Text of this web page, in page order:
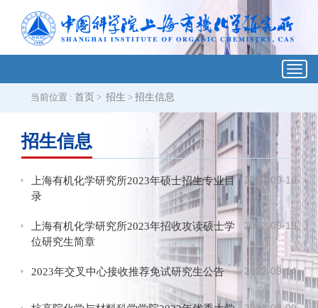
当前位置 : 首页 > 招生 > 招生信息
招生信息
2022-09-19
上海有机化学研究所2023年硕士招生专业目
录
2022-09-19
上海有机化学研究所2023年招收攻读硕士学
位研究生简章
2022-09-14
2023年交叉中心接收推荐免试研究生公告